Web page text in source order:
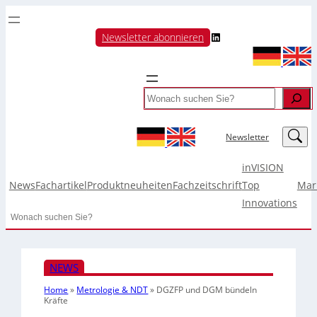
Newsletter abonnieren LinkedIn
Search
Newsletter LinkedIn
NewsFachartikelProduktneuheitenFachzeitschrift
inVISION
Top
Innovations
Search
NEWS
Home » Metrologie & NDT» DGZFP und DGM bündeln
Kräfte